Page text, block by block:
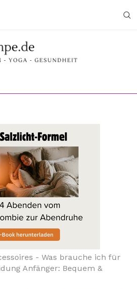
- Was brauche ich für
Anfänger: Bequem &